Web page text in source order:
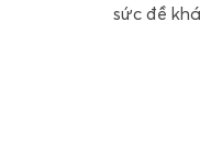
sức đề